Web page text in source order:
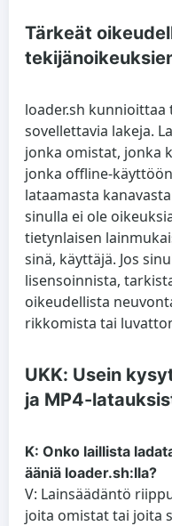
Tärkeät
loader.sh
sovellettavia lakeja.
jonka omistat, jonka
jonka offline-
lataamasta
sinulla ei ole
tietynlaisen
sinä, käyttäjä. Jos
lisensoinnista,
oikeudellista
rikkomista tai
UKK: Usein
ja MP4-
K: Onko laillista
ääniä loader.sh:lla?
V: Lainsäädäntö
joita omistat tai joita